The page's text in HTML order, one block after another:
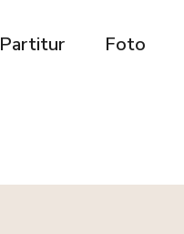
Partitur Foto